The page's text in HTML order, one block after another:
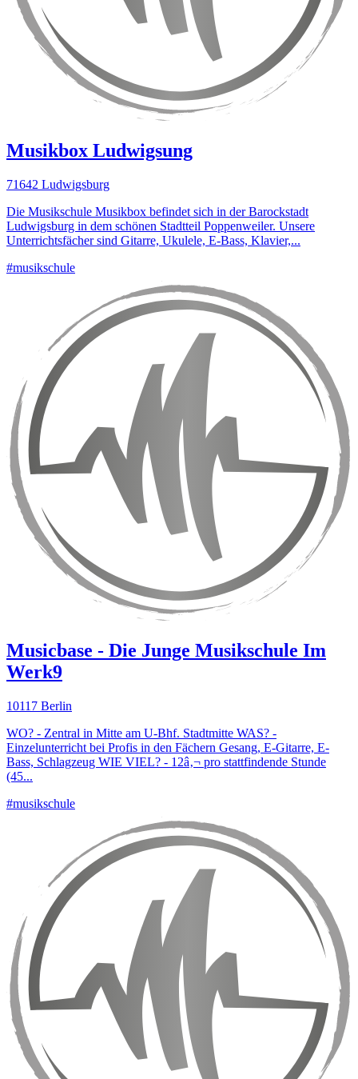
Musikbox Ludwigsung
71642 Ludwigsburg
Die Musikschule Musikbox befindet sich in der Barockstadt
Ludwigsburg in dem schönen Stadtteil Poppenweiler. Unsere
Unterrichtsfächer sind Gitarre, Ukulele, E-Bass, Klavier,...
#musikschule
Musicbase - Die Junge Musikschule Im
Werk9
10117 Berlin
WO? - Zentral in Mitte am U-Bhf. Stadtmitte WAS? -
Einzelunterricht bei Profis in den Fächern Gesang, E-Gitarre, E-
Bass, Schlagzeug WIE VIEL? - 12â‚¬ pro stattfindende Stunde
(45...
#musikschule